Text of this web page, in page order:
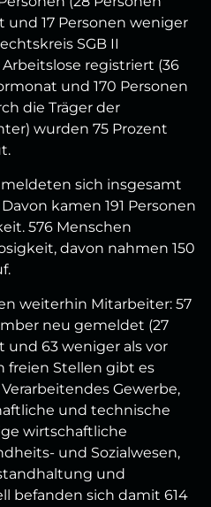
und 17 Personen weniger
SGB II
registriert (36
und 170 Personen
die Träger der
wurden 75 Prozent
sich insgesamt
kamen 191 Personen
576 Menschen
davon nahmen 150
weiterhin Mitarbeiter: 57
neu gemeldet (27
und 63 weniger als vor
freien Stellen gibt es
Gewerbe,
und technische
wirtschaftliche
und Sozialwesen,
und
befanden sich damit 614